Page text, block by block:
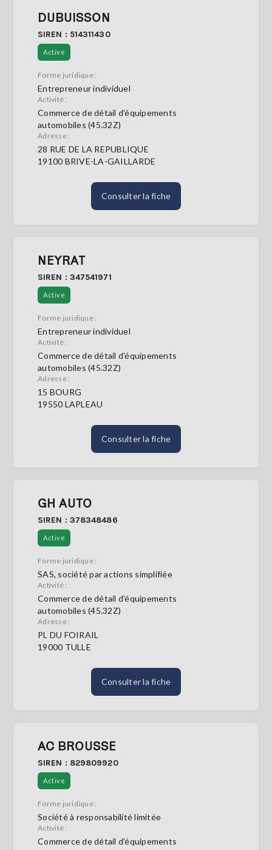
DUBUISSON
SIREN : 514311430
Active
Forme juridique :
Entrepreneur individuel
Activité :
Commerce de détail d'équipements
automobiles (45.32Z)
Adresse :
28 RUE DE LA REPUBLIQUE
19100 BRIVE-LA-GAILLARDE
Consulter la fiche
NEYRAT
SIREN : 347541971
Active
Forme juridique :
Entrepreneur individuel
Activité :
Commerce de détail d'équipements
automobiles (45.32Z)
Adresse :
15 BOURG
19550 LAPLEAU
Consulter la fiche
GH AUTO
SIREN : 378348486
Active
Forme juridique :
SAS, société par actions simplifiée
Activité :
Commerce de détail d'équipements
automobiles (45.32Z)
Adresse :
PL DU FOIRAIL
19000 TULLE
Consulter la fiche
AC BROUSSE
SIREN : 829809920
Active
Forme juridique :
Société à responsabilité limitée
Activité :
Commerce de détail d'équipements